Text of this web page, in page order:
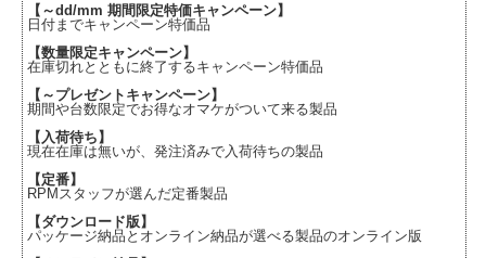
【～dd/mm 期間限定特価キャンペーン】
日付までキャンペーン特価品
【数量限定キャンペーン】
在庫切れとともに終了するキャンペーン特価品
【～プレゼントキャンペーン】
期間や台数限定でお得なオマケがついて来る製品
【入荷待ち】
現在在庫は無いが、発注済みで入荷待ちの製品
【定番】
RPMスタッフが選んだ定番製品
【ダウンロード版】
パッケージ納品とオンライン納品が選べる製品のオンライン版